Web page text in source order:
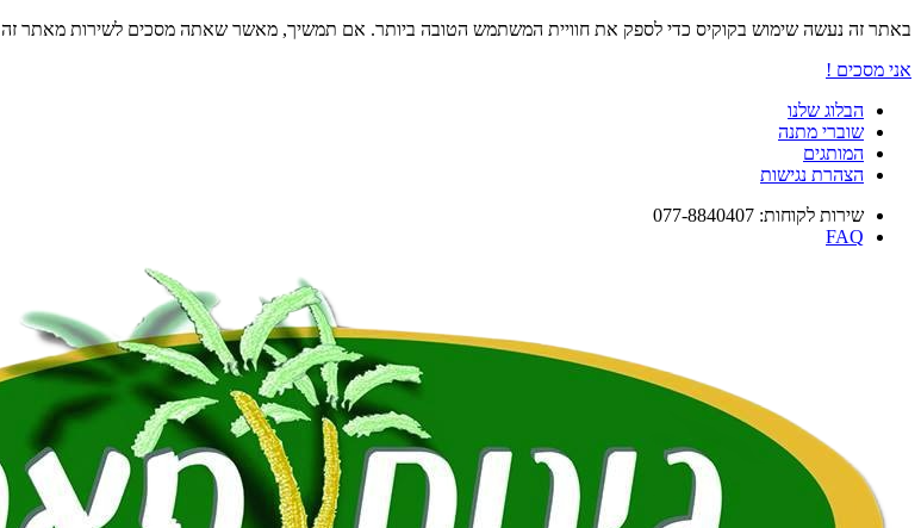
באתר זה נעשה שימוש בקוקיס כדי לספק את חוויית המשתמש הטובה ביותר. אם תמשיך, מאשר שאתה מסכים לשירות מאתר זה
אני מסכים !
הבלוג שלנו
שוברי מתנה
המותגים
הצהרת נגישות
שירות לקוחות: 077-8840407
FAQ